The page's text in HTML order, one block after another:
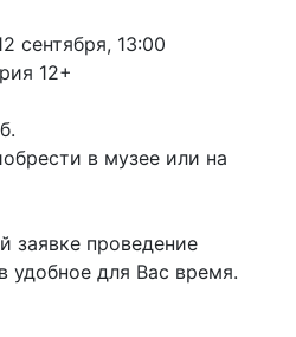
сентября, 13:00
12+
в музее или на
заявке проведение
удобное для Вас время.